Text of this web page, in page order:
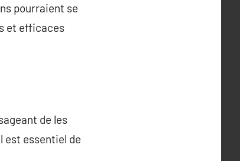
pourraient se
et efficaces
de les
est essentiel de